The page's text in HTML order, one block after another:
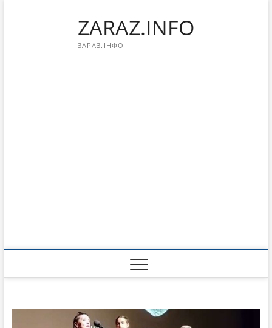
ZARAZ.INFO
ЗАРАЗ.ІНФО